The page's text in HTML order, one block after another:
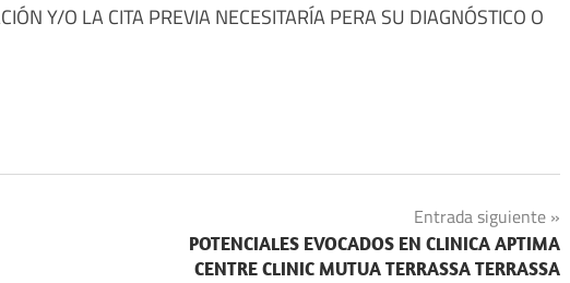
Y/O LA CITA PREVIA NECESITARÍA PERA SU DIAGNÓSTICO O
Entrada siguiente
POTENCIALES EVOCADOS EN CLINICA APTIMA
CENTRE CLINIC MUTUA TERRASSA TERRASSA